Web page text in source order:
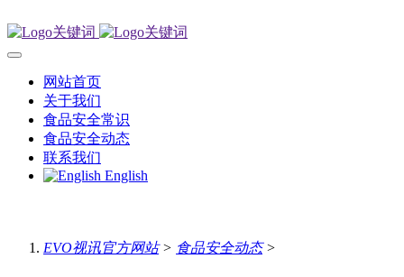
网站首页
关于我们
食品安全常识
食品安全动态
联系我们
English
EVO视讯官方网站> 食品安全动态>